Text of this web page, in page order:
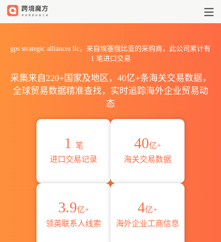
gps strategic alliances llc，来自埃塞俄比亚的采购商，此公司累计有
1 笔进口交易
采集来自220+国家及地区，40亿+条海关交易数据，
全球贸易数据精准查找，实时追踪海外企业贸易动
态
1
笔
进口交易记录
40亿+
海关交易数据
3.9亿+
领英联系人线索
4亿+
海外企业工商信息